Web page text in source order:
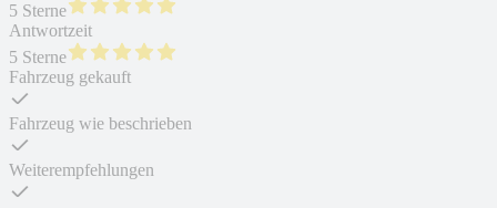
5 Sterne
Antwortzeit
5 Sterne
Fahrzeug gekauft
Fahrzeug wie beschrieben
Weiterempfehlungen